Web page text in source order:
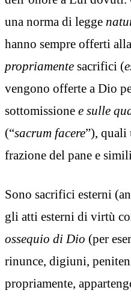
una norma di legge
hanno sempre offerti
propriamente sacrifici (
vengono offerte a Dio
sottomissione e sulle
(“sacrum facere”), quali
frazione del pane e
Sono sacrifici esterni
gli atti esterni di virtù
ossequio di Dio (per
rinunce, digiuni,
propriamente,